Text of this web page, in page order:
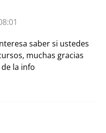
saber si ustedes
muchas gracias
la info